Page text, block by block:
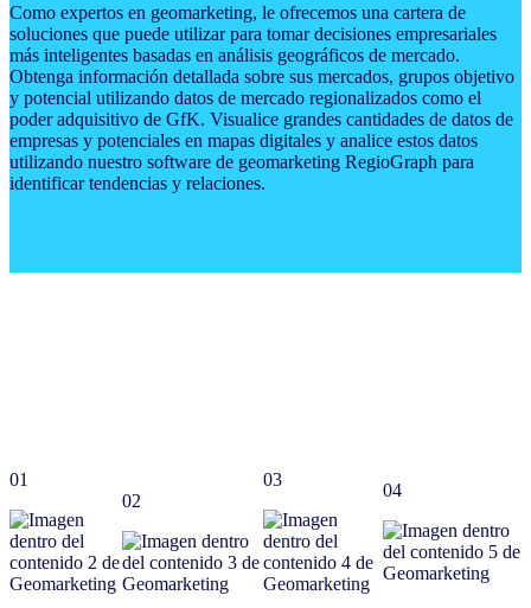
Como expertos en geomarketing, le ofrecemos una cartera de
soluciones que puede utilizar para tomar decisiones empresariales
más inteligentes basadas en análisis geográficos de mercado.
Obtenga información detallada sobre sus mercados, grupos objetivo
y potencial utilizando datos de mercado regionalizados como el
poder adquisitivo de GfK. Visualice grandes cantidades de datos de
empresas y potenciales en mapas digitales y analice estos datos
utilizando nuestro software de geomarketing RegioGraph para
identificar tendencias y relaciones.
01
02
03
04